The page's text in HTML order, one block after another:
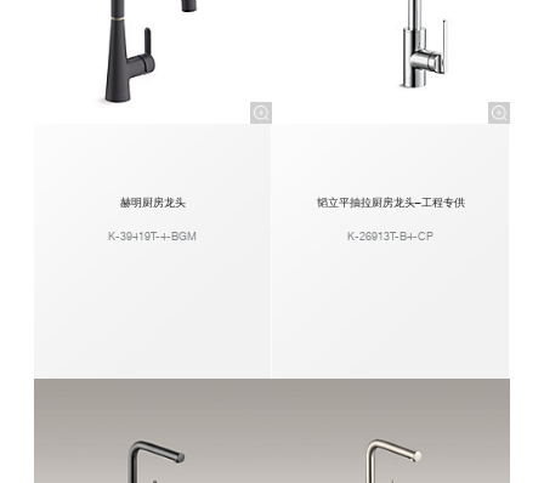
赫明厨房龙头
K-39419T-4-BGM
韬立平抽拉厨房龙头–工程专供
K-26913T-B4-CP